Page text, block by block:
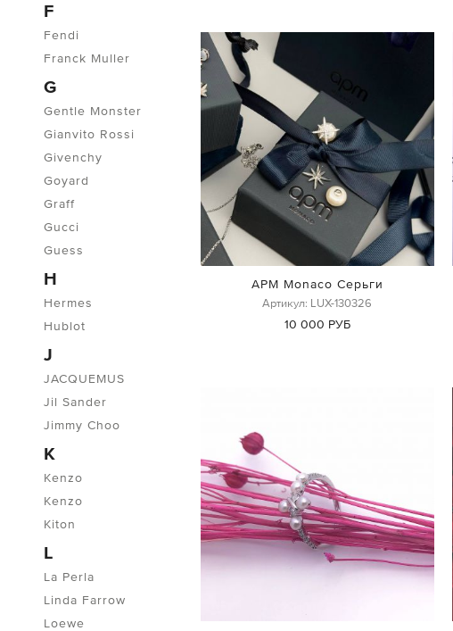
F
Fendi
Franck Muller
G
Gentle Monster
Gianvito Rossi
Givenchy
Goyard
Graff
Gucci
Guess
H
Hermes
Hublot
J
JACQUEMUS
Jil Sander
Jimmy Choo
K
Kenzo
Kenzo
Kiton
L
La Perla
Linda Farrow
Loewe
APM Monaco Серьги
Артикул: LUX-130326
10 000 РУБ